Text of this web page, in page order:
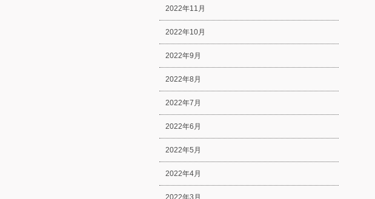
2022年11月
2022年10月
2022年9月
2022年8月
2022年7月
2022年6月
2022年5月
2022年4月
2022年3月